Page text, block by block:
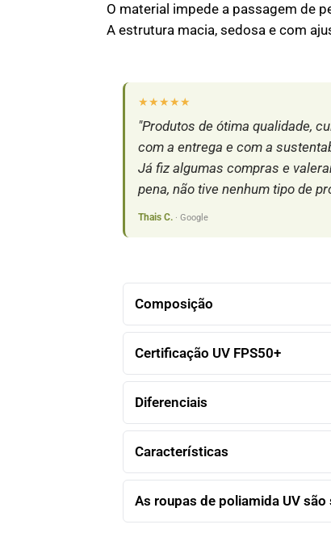
O material impede a passagem de
A estrutura macia, sedosa e com
★★★★★
"Produtos de ótima qualidade,
com a entrega e com a
Já fiz algumas compras e
pena, não tive nenhum tipo de
Thais C. · Google
Composição
Certificação UV FPS50+
Diferenciais
Características
As roupas de poliamida UV